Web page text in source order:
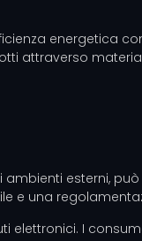
energetica
attraverso
esterni,
e una
elettronici. I